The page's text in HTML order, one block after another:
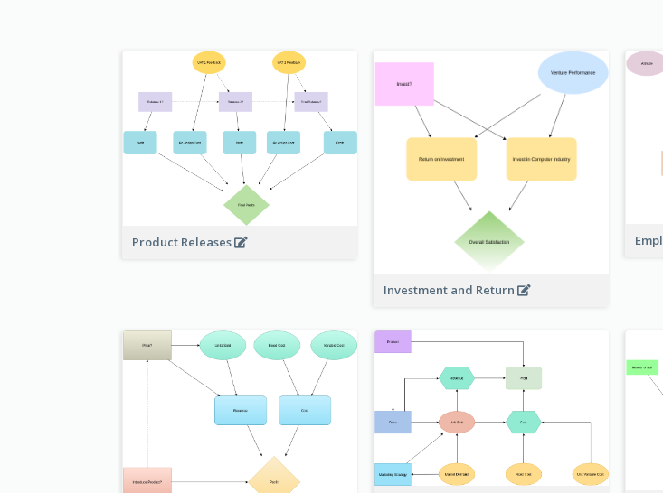
Product Releases
Investment and Return